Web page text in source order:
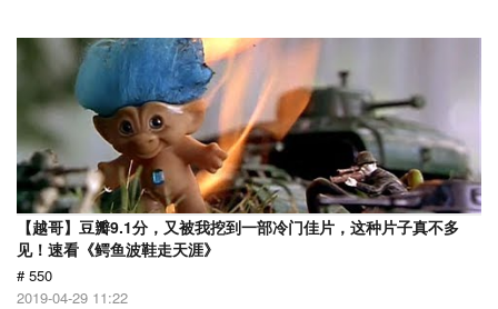
【越哥】豆瓣9.1分，又被我挖到一部冷门佳片，这种片子真不多
见！速看《鳄鱼波鞋走天涯》
# 550
2019-04-29 11:22